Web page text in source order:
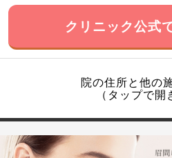
クリニック公式
院の住所と他の
（タップで開